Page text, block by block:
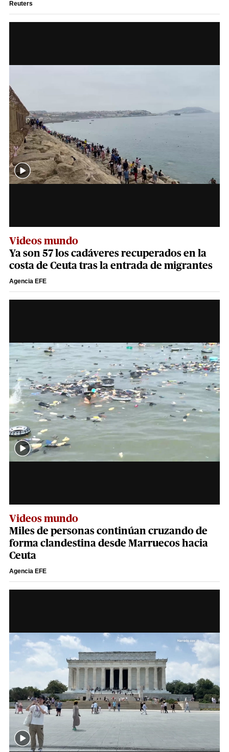
Reuters
Videos mundo
Ya son 57 los cadáveres recuperados en la
costa de Ceuta tras la entrada de migrantes
Agencia EFE
Videos mundo
Miles de personas continúan cruzando de
forma clandestina desde Marruecos hacia
Ceuta
Agencia EFE